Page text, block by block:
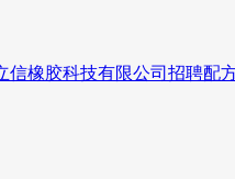
信橡胶科技有限公司招聘配